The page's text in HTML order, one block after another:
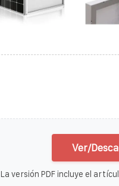
Ver/
La versión PDF incluye el